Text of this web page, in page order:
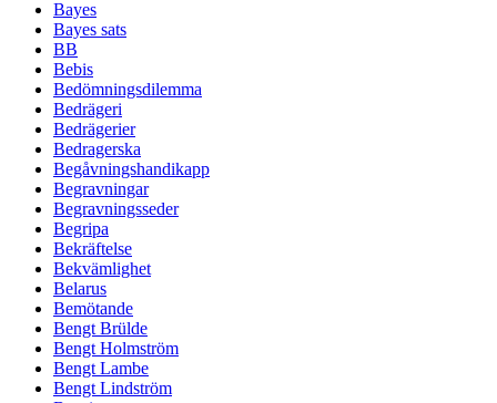
Bayes
Bayes sats
BB
Bebis
Bedömningsdilemma
Bedrägeri
Bedrägerier
Bedragerska
Begåvningshandikapp
Begravningar
Begravningsseder
Begripa
Bekräftelse
Bekvämlighet
Belarus
Bemötande
Bengt Brülde
Bengt Holmström
Bengt Lambe
Bengt Lindström